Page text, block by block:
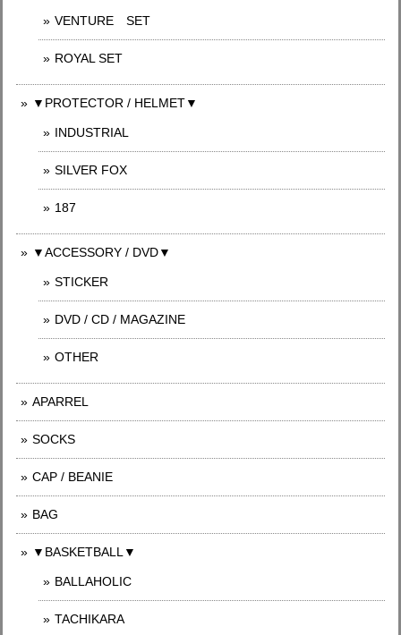
VENTURE SET
ROYAL SET
▼PROTECTOR / HELMET▼
INDUSTRIAL
SILVER FOX
187
▼ACCESSORY / DVD▼
STICKER
DVD / CD / MAGAZINE
OTHER
APARREL
SOCKS
CAP / BEANIE
BAG
▼BASKETBALL▼
BALLAHOLIC
TACHIKARA